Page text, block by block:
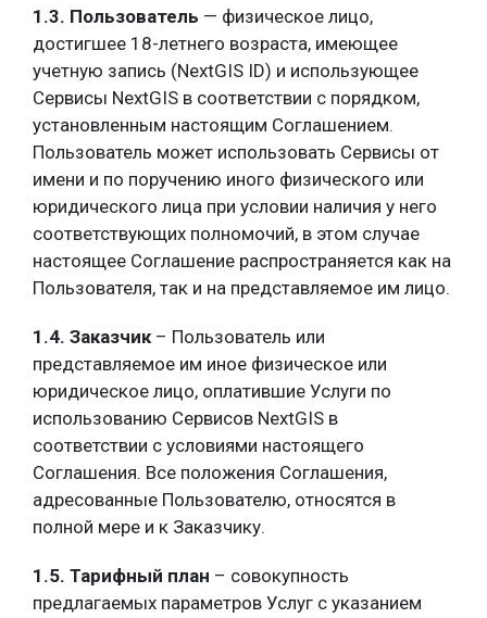
1.3. Пользователь — физическое лицо,
достигшее 18-летнего возраста, имеющее
учетную запись (NextGIS ID) и использующее
Сервисы NextGIS в соответствии с порядком,
установленным настоящим Соглашением.
Пользователь может использовать Сервисы от
имени и по поручению иного физического или
юридического лица при условии наличия у него
соответствующих полномочий, в этом случае
настоящее Соглашение распространяется как на
Пользователя, так и на представляемое им лицо.
1.4. Заказчик– Пользователь или
представляемое им иное физическое или
юридическое лицо, оплатившие Услуги по
использованию Сервисов NextGIS в
соответствии с условиями настоящего
Соглашения. Все положения Соглашения,
адресованные Пользователю, относятся в
полной мере и к Заказчику.
1.5. Тарифный план – совокупность
предлагаемых параметров Услуг с указанием